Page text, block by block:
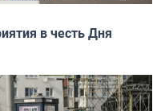
в честь Дня